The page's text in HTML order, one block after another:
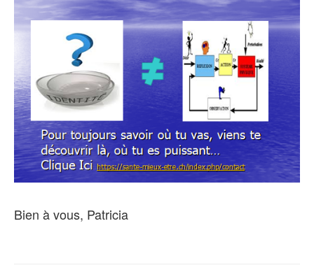
Bien à vous, Patricia